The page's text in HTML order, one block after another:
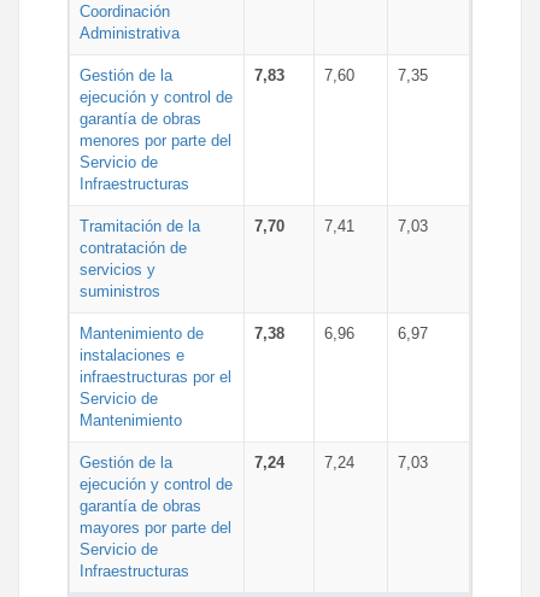
Coordinación
Administrativa
Gestión de la
ejecución y control de
garantía de obras
menores por parte del
Servicio de
Infraestructuras
7,83 7,60 7,35
Tramitación de la
contratación de
servicios y
suministros
7,70 7,41 7,03
Mantenimiento de
instalaciones e
infraestructuras por el
Servicio de
Mantenimiento
7,38 6,96 6,97
Gestión de la
ejecución y control de
garantía de obras
mayores por parte del
Servicio de
Infraestructuras
7,24 7,24 7,03